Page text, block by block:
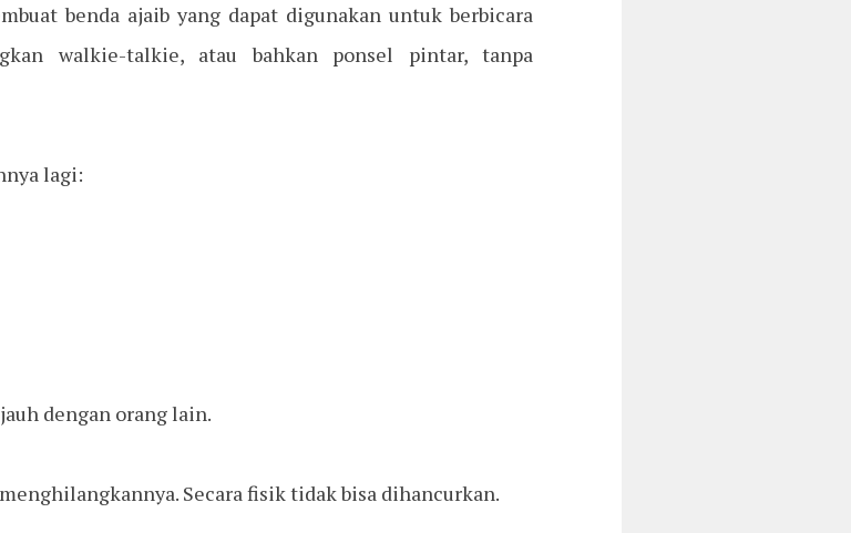
benda ajaib yang dapat digunakan untuk berbicara
walkie-talkie, atau bahkan ponsel pintar, tanpa
lagi:
dengan orang lain.
Secara fisik tidak bisa dihancurkan.